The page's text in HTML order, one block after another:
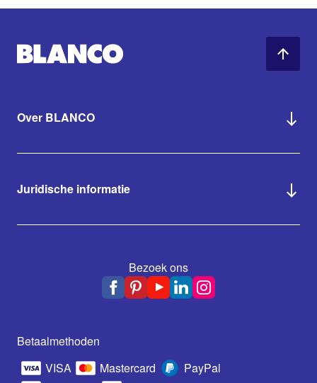
Over BLANCO
Juridische informatie
Bezoek ons
Betaalmethoden
VISA
Mastercard
PayPal